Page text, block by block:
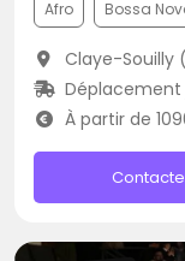
Afro Bossa
Claye-Souilly
Déplacement
À partir de